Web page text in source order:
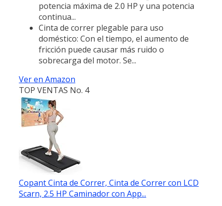
potencia máxima de 2.0 HP y una potencia
continua...
Cinta de correr plegable para uso
doméstico: Con el tiempo, el aumento de
fricción puede causar más ruido o
sobrecarga del motor. Se...
Ver en Amazon
TOP VENTAS No. 4
Copant Cinta de Correr, Cinta de Correr con LCD
Scarn, 2.5 HP Caminador con App...